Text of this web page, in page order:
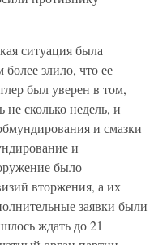
ситуация была
более злило, что ее
был уверен в том,
сколько недель, и
и смазки
и
было
вторжения, а их
заявки были
ждать до 21